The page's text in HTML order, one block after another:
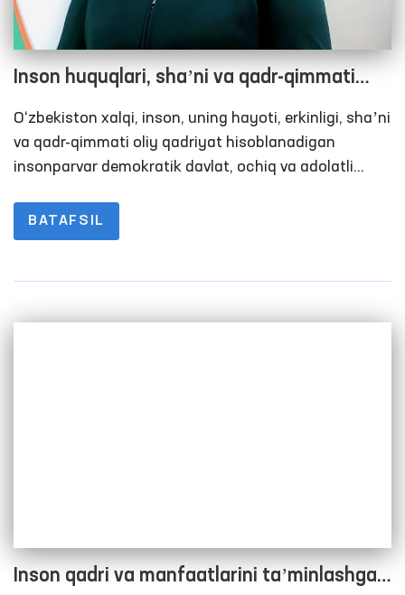
Inson huquqlari, shaʼni va qadr-qimmati
davlat himoyasida: qiynoqlarni oldini olish
bo‘yicha O‘zbekiston tajribasi
O‘zbekiston xalqi, inson, uning hayoti, erkinligi, shaʼni
va qadr-qimmati oliy qadriyat hisoblanadigan
insonparvar demokratik davlat, ochiq va adolatli
tahrirda qabul qilingan O‘zbekiston Respublikasi
Konstitutsiyasi muqaddimasiga muhrlangan ushbu
BATAFSIL
Inson qadri va manfaatlarini taʼminlashga